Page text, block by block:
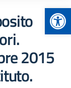
2015